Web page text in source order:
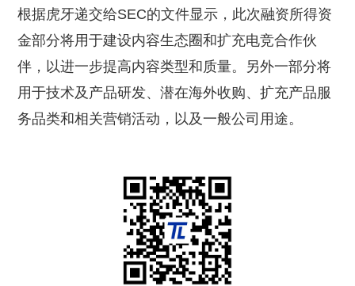
根据虎牙递交给SEC的文件显示，此次融资所得资
金部分将用于建设内容生态圈和扩充电竞合作伙
伴，以进一步提高内容类型和质量。另外一部分将
用于技术及产品研发、潜在海外收购、扩充产品服
务品类和相关营销活动，以及一般公司用途。